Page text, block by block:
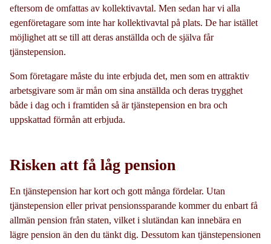
eftersom de omfattas av kollektivavtal. Men sedan har vi alla
egenföretagare som inte har kollektivavtal på plats. De har istället
möjlighet att se till att deras anställda och de själva får
tjänstepension.
Som företagare måste du inte erbjuda det, men som en attraktiv
arbetsgivare som är mån om sina anställda och deras trygghet
både i dag och i framtiden så är tjänstepension en bra och
uppskattad förmån att erbjuda.
Risken att få låg pension
En tjänstepension har kort och gott många fördelar. Utan
tjänstepension eller privat pensionssparande kommer du enbart få
allmän pension från staten, vilket i slutändan kan innebära en
lägre pension än den du tänkt dig. Dessutom kan tjänstepensionen